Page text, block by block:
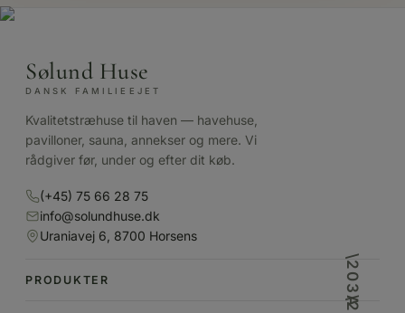
Sølund Huse
DANSK FAMILIEEJET
Kvalitetstræhuse til haven — havehuse,
pavilloner, sauna, annekser og mere. Vi
rådgiver før, under og efter dit køb.
(+45) 75 66 28 75
info@solundhuse.dk
Uraniavej 6, 8700 Horsens
PRODUKTER